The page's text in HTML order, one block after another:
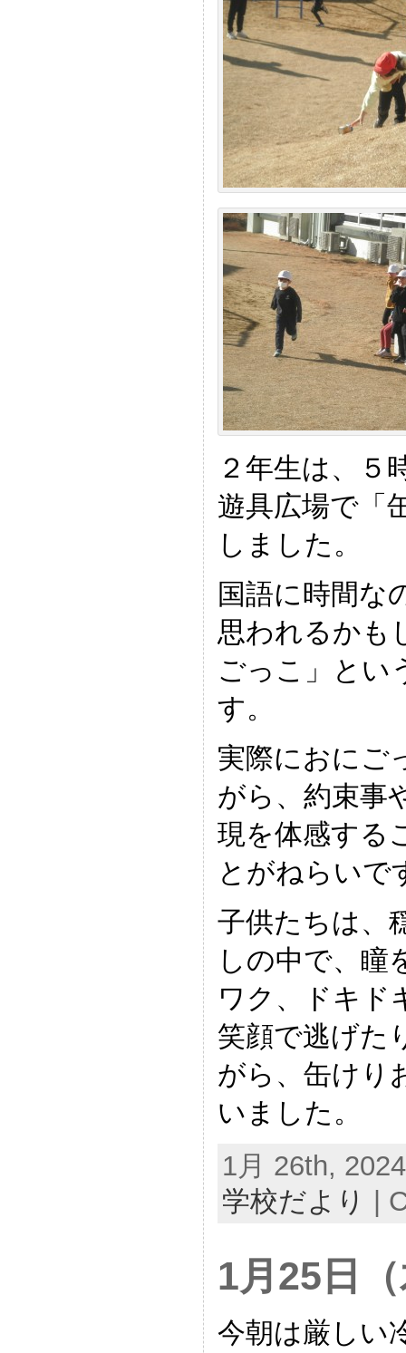
２年生は、５
遊具広場で
しました。
国語に時間な
思われるかも
ごっこ」とい
す。
実際におにご
がら、約束事
現を体感する
とがねらいで
子供たちは、
しの中で、瞳
ワク、ドキド
笑顔で逃げた
がら、缶けり
いました。
1月 26th,
学校だより |
1月25日
今朝は厳しい